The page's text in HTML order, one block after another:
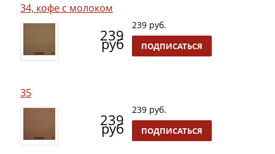
34, кофе с молоком
239
руб
239 руб.
ПОДПИСАТЬСЯ
35
239
руб
239 руб.
ПОДПИСАТЬСЯ